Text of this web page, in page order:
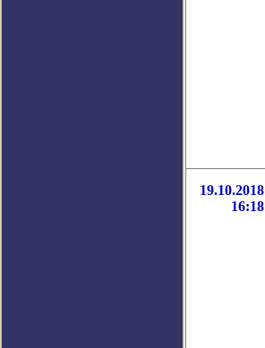
19.10.2018
16:18